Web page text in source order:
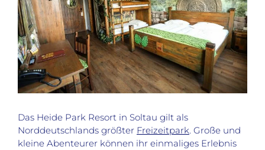
Das Heide Park Resort in Soltau gilt als
Norddeutschlands größter Freizeitpark. Große und
kleine Abenteurer können ihr einmaliges Erlebnis